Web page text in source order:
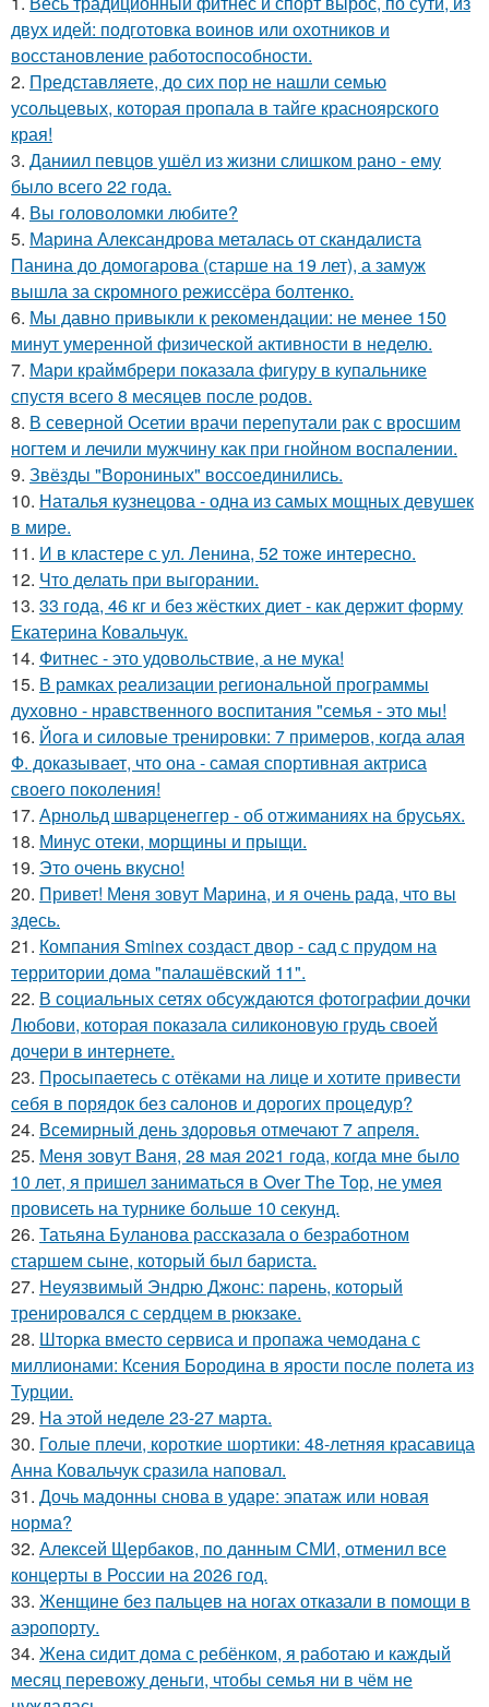
двух идей: подготовка воинов или охотников и
восстановление работоспособности.
2. Представляете, до сих пор не нашли семью
усольцевых, которая пропала в тайге красноярского
края!
3. Даниил певцов ушёл из жизни слишком рано - ему
было всего 22 года.
4. Вы головоломки любите?
5. Марина Александрова металась от скандалиста
Панина до домогарова (старше на 19 лет), а замуж
вышла за скромного режиссёра болтенко.
6. Мы давно привыкли к рекомендации: не менее 150
минут умеренной физической активности в неделю.
7. Мари краймбрери показала фигуру в купальнике
спустя всего 8 месяцев после родов.
8. В северной Осетии врачи перепутали рак с вросшим
ногтем и лечили мужчину как при гнойном воспалении.
9. Звёзды "Ворониных" воссоединились.
10. Наталья кузнецова - одна из самых мощных девушек
в мире.
11. И в кластере с ул. Ленина, 52 тоже интересно.
12. Что делать при выгорании.
13. 33 года, 46 кг и без жёстких диет - как держит форму
Екатерина Ковальчук.
14. Фитнес - это удовольствие, а не мука!
15. В рамках реализации региональной программы
духовно - нравственного воспитания "семья - это мы!
16. Йога и силовые тренировки: 7 примеров, когда алая
Ф. доказывает, что она - самая спортивная актриса
своего поколения!
17. Арнольд шварценеггер - об отжиманиях на брусьях.
18. Минус отеки, морщины и прыщи.
19. Это очень вкусно!
20. Привет! Меня зовут Марина, и я очень рада, что вы
здесь.
21. Компания Sminex создаст двор - сад с прудом на
территории дома "палашёвский 11".
22. В социальных сетях обсуждаются фотографии дочки
Любови, которая показала силиконовую грудь своей
дочери в интернете.
23. Просыпаетесь с отёками на лице и хотите привести
себя в порядок без салонов и дорогих процедур?
24. Всемирный день здоровья отмечают 7 апреля.
25. Меня зовут Ваня, 28 мая 2021 года, когда мне было
10 лет, я пришел заниматься в Over The Top, не умея
провисеть на турнике больше 10 секунд.
26. Татьяна Буланова рассказала о безработном
старшем сыне, который был бариста.
27. Неуязвимый Эндрю Джонс: парень, который
тренировался с сердцем в рюкзаке.
28. Шторка вместо сервиса и пропажа чемодана с
миллионами: Ксения Бородина в ярости после полета из
Турции.
29. На этой неделе 23-27 марта.
30. Голые плечи, короткие шортики: 48-летняя красавица
Анна Ковальчук сразила наповал.
31. Дочь мадонны снова в ударе: эпатаж или новая
норма?
32. Алексей Щербаков, по данным СМИ, отменил все
концерты в России на 2026 год.
33. Женщине без пальцев на ногах отказали в помощи в
аэропорту.
34. Жена сидит дома с ребёнком, я работаю и каждый
месяц перевожу деньги, чтобы семья ни в чём не